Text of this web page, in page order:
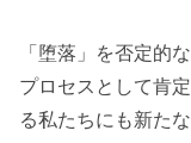
「堕落」を否定的
プロセスとして肯
る私たちにも新た